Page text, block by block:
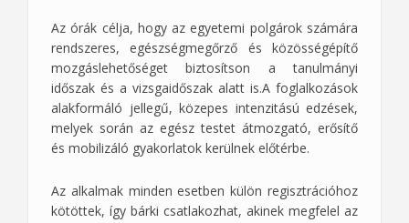
Az órák célja, hogy az egyetemi polgárok számára
rendszeres, egészségmegőrző és közösségépítő
mozgáslehetőséget biztosítson a tanulmányi
időszak és a vizsgaidőszak alatt is.A foglalkozások
alakformáló jellegű, közepes intenzitású edzések,
melyek során az egész testet átmozgató, erősítő
és mobilizáló gyakorlatok kerülnek előtérbe.
Az alkalmak minden esetben külön regisztrációhoz
kötöttek, így bárki csatlakozhat, akinek megfelel az